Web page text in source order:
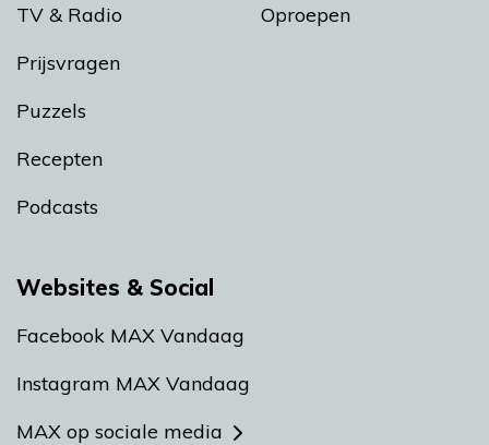
TV & Radio
Prijsvragen
Puzzels
Recepten
Podcasts
Oproepen
Websites & Social
Facebook MAX Vandaag
Instagram MAX Vandaag
MAX op sociale media